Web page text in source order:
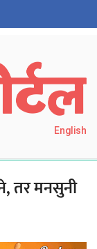
English
तर मनसुनी